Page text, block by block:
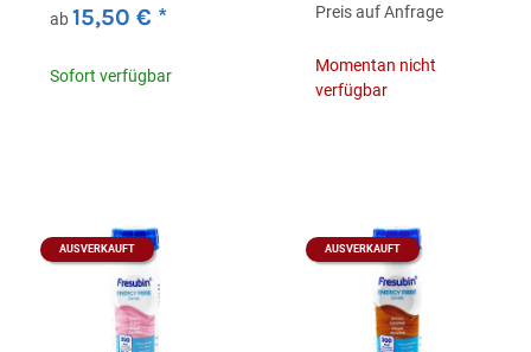
Schokolade
ab15,50 € *
Sofort verfügbar
Drink Vanille
1x200ml
Preis auf Anfrage
Momentan nicht
verfügbar
AUSVERKAUFT AUSVERKAUFT